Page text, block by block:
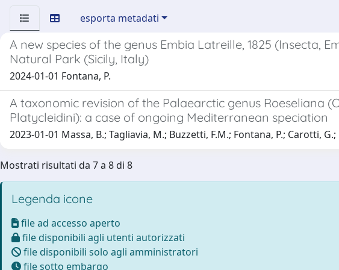
esporta metadati
A new species of the genus Embia Latreille, 1825 (Insecta,
Natural Park (Sicily, Italy)
2024-01-01 Fontana, P.
A taxonomic revision of the Palaearctic genus Roeseliana
Platycleidini): a case of ongoing Mediterranean speciation
2023-01-01 Massa, B.; Tagliavia, M.; Buzzetti, F.M.; Fontana, P.; Carotti,
Mostrati risultati da 7 a 8 di 8
Legenda icone
file ad accesso aperto
file disponibili agli utenti autorizzati
file disponibili solo agli amministratori
file sotto embargo